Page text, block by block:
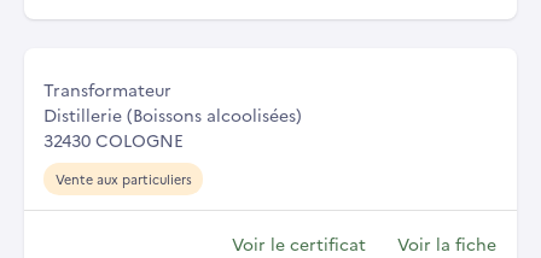
Transformateur
Distillerie (Boissons alcoolisées)
32430 COLOGNE
Vente aux particuliers
Voir le certificat Voir la fiche